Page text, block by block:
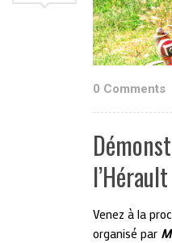
0 Comments
l’Hérault
Venez à la
organisé par